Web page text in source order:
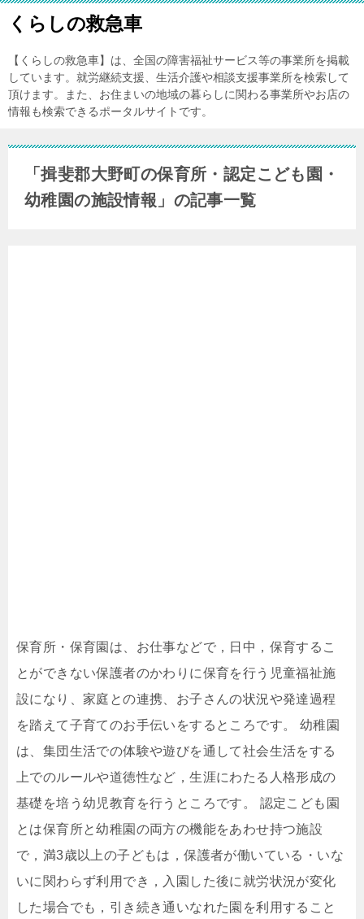
くらしの救急車
【くらしの救急車】は、全国の障害福祉サービス等の事業所を掲載
しています。就労継続支援、生活介護や相談支援事業所を検索して
頂けます。また、お住まいの地域の暮らしに関わる事業所やお店の
情報も検索できるポータルサイトです。
「揖斐郡大野町の保育所・認定こども園・
幼稚園の施設情報」の記事一覧
保育所・保育園は、お仕事などで，日中，保育するこ
とができない保護者のかわりに保育を行う児童福祉施
設になり、家庭との連携、お子さんの状況や発達過程
を踏えて子育てのお手伝いをするところです。 幼稚園
は、集団生活での体験や遊びを通して社会生活をする
上でのルールや道徳性など，生涯にわたる人格形成の
基礎を培う幼児教育を行うところです。 認定こども園
とは保育所と幼稚園の両方の機能をあわせ持つ施設
で，満3歳以上の子どもは，保護者が働いている・いな
いに関わらず利用でき，入園した後に就労状況が変化
した場合でも，引き続き通いなれた園を利用すること